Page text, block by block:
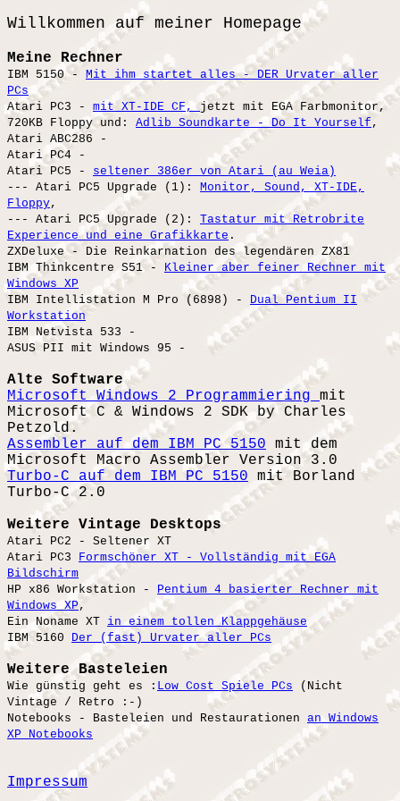
Willkommen auf meiner Homepage
Meine Rechner
IBM 5150 - Mit ihm startet alles - DER Urvater aller
PCs
Atari PC3 - mit XT-IDE CF, jetzt mit EGA Farbmonitor,
720KB Floppy und: Adlib Soundkarte - Do It Yourself ,
Atari ABC286 -
Atari PC4 -
Atari PC5 - seltener 386er von Atari (au Weia)
--- Atari PC5 Upgrade (1): Monitor, Sound, XT-IDE,
Floppy,
--- Atari PC5 Upgrade (2): Tastatur mit Retrobrite
Experience und eine Grafikkarte .
ZXDeluxe - Die Reinkarnation des legendären ZX81
IBM Thinkcentre S51 - Kleiner aber feiner Rechner mit
Windows XP
IBM Intellistation M Pro (6898) - Dual Pentium II
Workstation
IBM Netvista 533 -
ASUS PII mit Windows 95 -
Alte Software
Microsoft Windows 2 Programmiering mit
Microsoft C & Windows 2 SDK by Charles
Petzold.
Assembler auf dem IBM PC 5150 mit dem
Microsoft Macro Assembler Version 3.0
Turbo-C auf dem IBM PC 5150 mit Borland
Turbo-C 2.0
Weitere Vintage Desktops
Atari PC2 - Seltener XT
Atari PC3 Formschöner XT - Vollständig mit EGA
Bildschirm
HP x86 Workstation - Pentium 4 basierter Rechner mit
Windows XP,
Ein Noname XT in einem tollen Klappgehäuse
IBM 5160 Der (fast) Urvater aller PCs
Weitere Basteleien
Wie günstig geht es : Low Cost Spiele PCs (Nicht
Vintage / Retro :-)
Notebooks - Basteleien und Restaurationen an Windows
XP Notebooks
Impressum